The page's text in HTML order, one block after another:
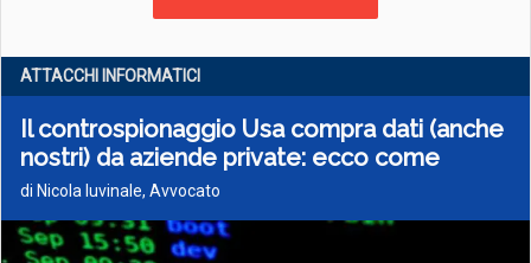
ATTACCHI INFORMATICI
Il controspionaggio Usa compra dati (anche
nostri) da aziende private: ecco come
di Nicola Iuvinale, Avvocato